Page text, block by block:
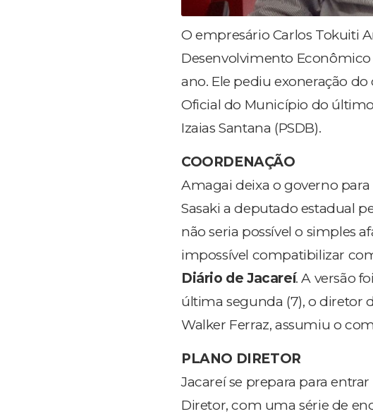
O empresário Carlos Tokuiti
Desenvolvimento Econômico
ano. Ele pediu exoneração
Oficial do Município do
Izaias Santana (PSDB).
COORDENAÇÃO
Amagai deixa o governo
Sasaki a deputado estadual
não seria possível o simples
impossível compatibilizar
Diário de Jacareí. A versão
última segunda (7), o diretor
Walker Ferraz, assumiu o
PLANO DIRETOR
Jacareí se prepara para
Diretor, com uma série de